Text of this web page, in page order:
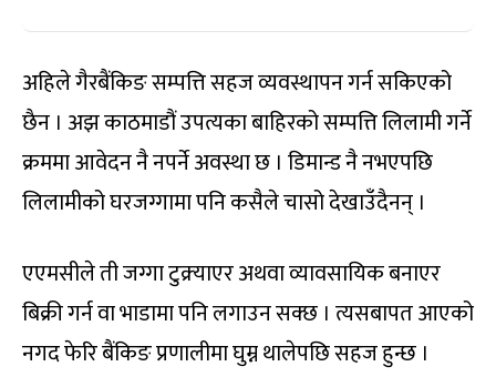
अहिले गैरबैंकिङ सम्पत्ति सहज व्यवस्थापन गर्न सकिएको
छैन । अझ काठमाडौं उपत्यका बाहिरको सम्पत्ति लिलामी गर्ने
क्रममा आवेदन नै नपर्ने अवस्था छ । डिमान्ड नै नभएपछि
लिलामीको घरजग्गामा पनि कसैले चासो देखाउँदैनन् ।
एएमसीले ती जग्गा टुक्र्याएर अथवा व्यावसायिक बनाएर
बिक्री गर्न वा भाडामा पनि लगाउन सक्छ । त्यसबापत आएको
नगद फेरि बैंकिङ प्रणालीमा घुम्न थालेपछि सहज हुन्छ ।